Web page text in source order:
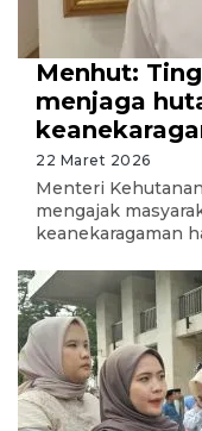
Menhut:
menjaga
22 Maret 2026
Menteri
mengajak
keanekaragaman